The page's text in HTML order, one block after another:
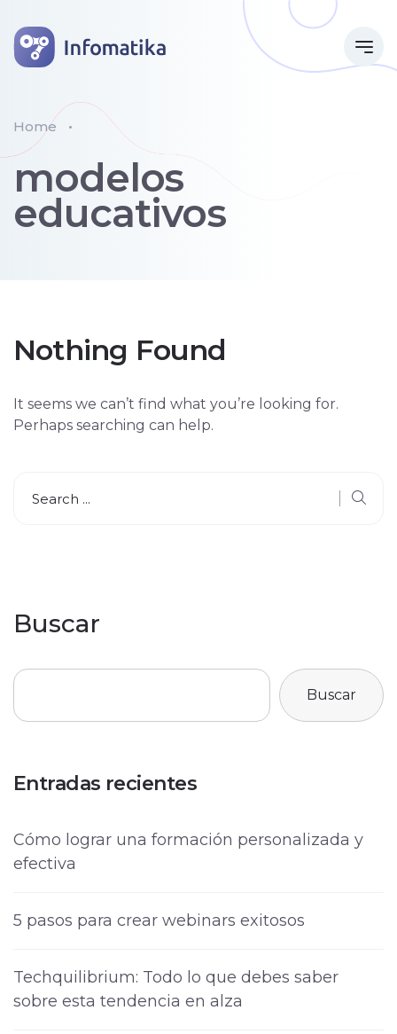
Home
modelos
educativos
Nothing Found
It seems we can’t find what you’re looking for.
Perhaps searching can help.
Buscar
Buscar
Entradas recientes
Cómo lograr una formación personalizada y
efectiva
5 pasos para crear webinars exitosos
Techquilibrium: Todo lo que debes saber
sobre esta tendencia en alza